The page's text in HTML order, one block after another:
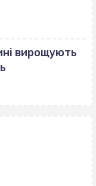
вирощують